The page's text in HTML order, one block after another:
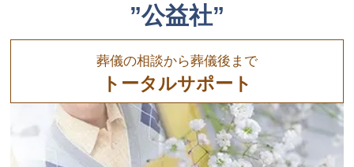
”公益社”
葬儀の相談から葬儀後まで
トータルサポート